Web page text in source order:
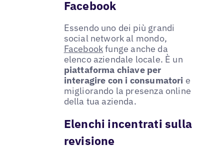
Facebook
Essendo uno dei più grandi
social network al mondo,
Facebookfunge anche da
elenco aziendale locale. È un
piattaforma chiave per
interagire con i consumatori e
migliorando la presenza online
della tua azienda.
Elenchi incentrati sulla
revisione